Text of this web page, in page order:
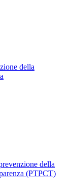
della
della
(PTPCT)